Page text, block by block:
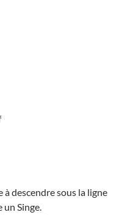
descendre sous la ligne
un Singe.